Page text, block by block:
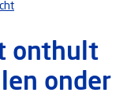
onthult
onder